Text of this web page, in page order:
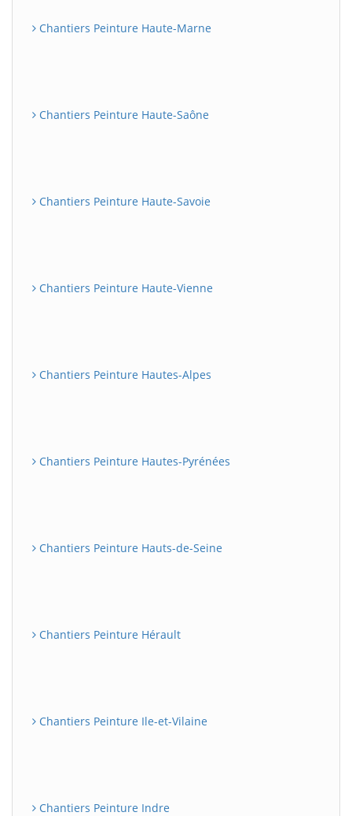
Chantiers Peinture Haute-Marne
Chantiers Peinture Haute-Saône
Chantiers Peinture Haute-Savoie
Chantiers Peinture Haute-Vienne
Chantiers Peinture Hautes-Alpes
Chantiers Peinture Hautes-Pyrénées
Chantiers Peinture Hauts-de-Seine
Chantiers Peinture Hérault
Chantiers Peinture Ile-et-Vilaine
Chantiers Peinture Indre